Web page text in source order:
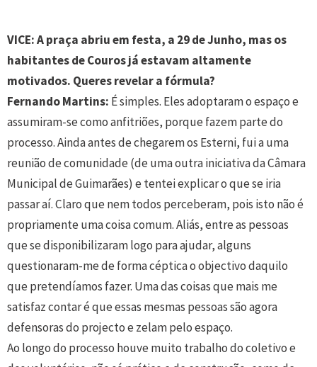
VICE: A praça abriu em festa, a 29 de Junho, mas os
habitantes de Couros já estavam altamente
motivados. Queres revelar a fórmula?
Fernando Martins: É simples. Eles adoptaram o espaço e
assumiram-se como anfitriões, porque fazem parte do
processo. Ainda antes de chegarem os Esterni, fui a uma
reunião de comunidade (de uma outra iniciativa da Câmara
Municipal de Guimarães) e tentei explicar o que se iria
passar aí. Claro que nem todos perceberam, pois isto não é
propriamente uma coisa comum. Aliás, entre as pessoas
que se disponibilizaram logo para ajudar, alguns
questionaram-me de forma céptica o objectivo daquilo
que pretendíamos fazer. Uma das coisas que mais me
satisfaz contar é que essas mesmas pessoas são agora
defensoras do projecto e zelam pelo espaço.
Ao longo do processo houve muito trabalho do coletivo e